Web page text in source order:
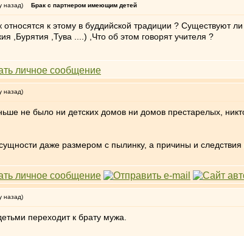
назад) Брак с партнером имеющим детей
к этому в буддийской традиции ? Существуют
,Бурятия ,Тува ....) ,Что об этом говорят учителя ?
назад)
не было ни детских домов ни домов престарелых,
даже размером с пылинку, а причины и
назад)
переходит к брату мужа.